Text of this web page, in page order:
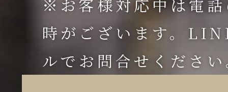
※お客様対応中は電
時がございます。
ルでお問合せくださ